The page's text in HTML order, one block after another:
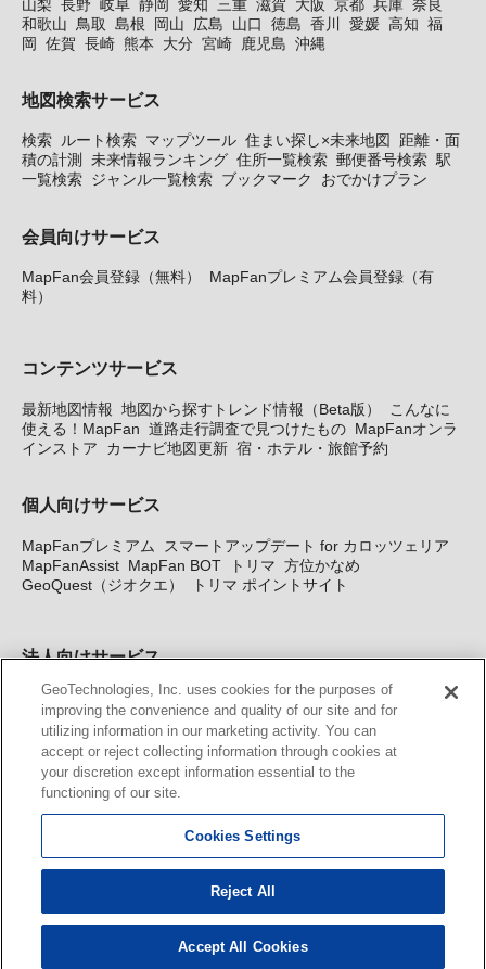
山梨 長野 岐阜 静岡 愛知 三重 滋賀 大阪 京都 兵庫 奈良
和歌山
鳥取 島根 岡山 広島 山口 徳島 香川 愛媛 高知 福
岡 佐賀 長崎 熊本 大分 宮崎 鹿児島 沖縄
地図検索サービス
検索 ルート検索 マップツール 住まい探し×未来地図
距離・面
積の計測
未来情報ランキング 住所一覧検索 郵便番号検索 駅
一覧検索 ジャンル一覧検索 ブックマーク おでかけプラン
会員向けサービス
MapFan会員登録（無料）
MapFanプレミアム会員登録（有
料）
コンテンツサービス
最新地図情報 地図から探すトレンド情報（Beta版）
こんなに
使える！MapFan 道路走行調査で見つけたもの MapFanオンラ
インストア
カーナビ地図更新 宿・ホテル・旅館予約
個人向けサービス
MapFanプレミアム
スマートアップデート for カロッツェリア
MapFanAssist MapFan BOT トリマ 方位かなめ
GeoQuest（ジオクエ）
トリマ ポイントサイト
法人向けサービス
法人向け地図・位置情報サービス WEBサイト・システム向け地
図API Windows PC向け地図開発キット MapFan DB 住所確認
サービス
MAP WORLD+ トリマ広告 Geo-Research
カーナビ地図更新サービス
MapFan スマートメンバーズ
KENWOOD MapFan Club
© GeoTechnologies, Inc.
GeoTechnologies, Inc. uses cookies for the purposes of
improving the convenience and quality of our site and for
utilizing information in our marketing activity. You can
accept or reject collecting information through cookies at
your discretion except information essential to the
functioning of our site.
Cookies Settings
Reject All
Accept All Cookies